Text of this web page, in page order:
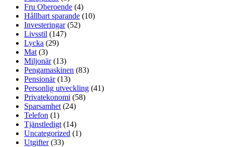
Fru Oberoende (4)
Hållbart sparande (10)
Investeringar(52)
Livsstil (147)
Lycka (29)
Mat (3)
Miljonär(13)
Pengamaskinen (83)
Pensionär(13)
Personlig utveckling (41)
Privatekonomi (58)
Sparsamhet (24)
Telefon (1)
Tjänstledigt (14)
Uncategorized (1)
Utgifter(33)